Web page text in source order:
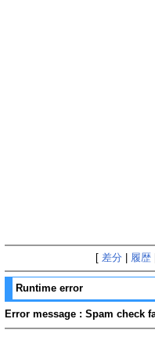
[ 差分 履歴|
Runtime error
Error message : Spam check